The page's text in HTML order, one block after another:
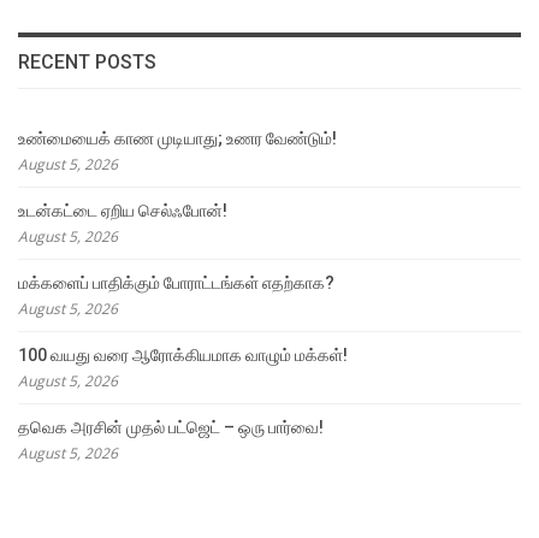
RECENT POSTS
உண்மையைக் காண முடியாது; உணர வேண்டும்!
August 5, 2026
உடன்கட்டை ஏறிய செல்ஃபோன்!
August 5, 2026
மக்களைப் பாதிக்கும் போராட்டங்கள் எதற்காக?
August 5, 2026
100 வயது வரை ஆரோக்கியமாக வாழும் மக்கள்!
August 5, 2026
தவெக அரசின் முதல் பட்ஜெட் – ஒரு பார்வை!
August 5, 2026